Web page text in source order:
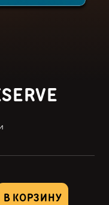
В КОРЗИНУ